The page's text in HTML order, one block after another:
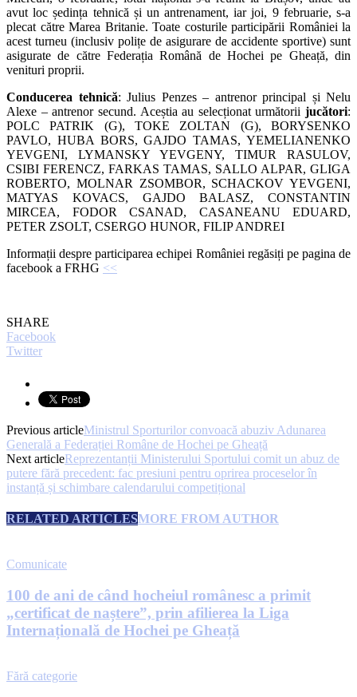
avut loc ședința tehnică și un antrenament, iar joi, 9 februarie, s-a
plecat către Marea Britanie. Toate costurile participării României la
acest turneu (inclusiv polițe de asigurare de accidente sportive) sunt
asigurate de către Federația Română de Hochei pe Gheață, din
venituri proprii.
Conducerea tehnică: Julius Penzes – antrenor principal și Nelu
Alexe – antrenor secund. Aceștia au selecționat următorii jucători:
POLC PATRIK (G), TOKE ZOLTAN (G), BORYSENKO
PAVLO, HUBA BORS, GAJDO TAMAS, YEMELIANENKO
YEVGENI, LYMANSKY YEVGENY, TIMUR RASULOV,
CSIBI FERENCZ, FARKAS TAMAS, SALLO ALPAR, GLIGA
ROBERTO, MOLNAR ZSOMBOR, SCHACKOV YEVGENI,
MATYAS KOVACS, GAJDO BALASZ, CONSTANTIN
MIRCEA, FODOR CSANAD, CASANEANU EDUARD,
PETER ZSOLT, CSERGO HUNOR, FILIP ANDREI
Informații despre participarea echipei României regăsiți pe pagina de
facebook a FRHG <<
SHARE
Facebook
Twitter
Previous articleMinistrul Sporturilor convoacă abuziv Adunarea
Generală a Federației Române de Hochei pe Gheață
Next articleReprezentanții Ministerului Sportului comit un abuz de
putere fără precedent: fac presiuni pentru oprirea proceselor în
instanță și schimbare calendarului competițional
RELATED ARTICLESMORE FROM AUTHOR
Comunicate
100 de ani de când hocheiul românesc a primit
„certificat de naștere”, prin afilierea la Liga
Internațională de Hochei pe Gheață
Fără categorie